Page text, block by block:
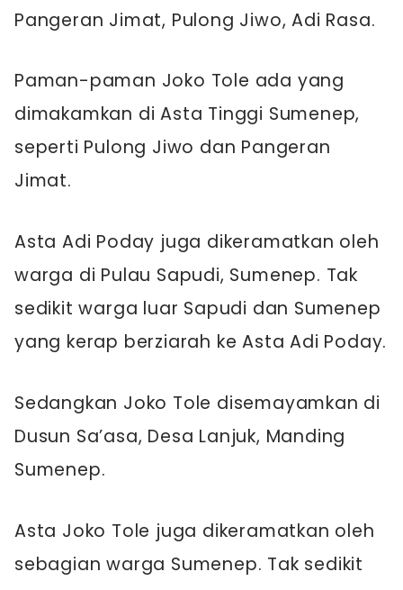
Pangeran Jimat, Pulong Jiwo, Adi Rasa.
Paman-paman Joko Tole ada yang
dimakamkan di Asta Tinggi Sumenep,
seperti Pulong Jiwo dan Pangeran
Jimat.
Asta Adi Poday juga dikeramatkan oleh
warga di Pulau Sapudi, Sumenep. Tak
sedikit warga luar Sapudi dan Sumenep
yang kerap berziarah ke Asta Adi Poday.
Sedangkan Joko Tole disemayamkan di
Dusun Sa’asa, Desa Lanjuk, Manding
Sumenep.
Asta Joko Tole juga dikeramatkan oleh
sebagian warga Sumenep. Tak sedikit